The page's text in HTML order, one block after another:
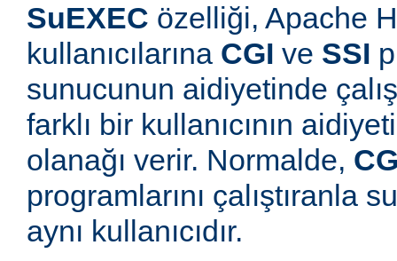
SuEXEC özelliği, Apache
kullanıcılarına CGI ve SSI
sunucunun aidiyetinde
farklı bir kullanıcının
olanağı verir. Normalde,
programlarını çalıştıranla
aynı kullanıcıdır.